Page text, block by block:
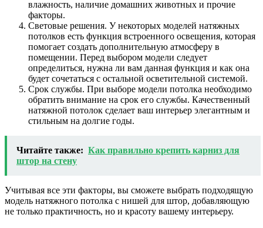
влажность, наличие домашних животных и прочие
факторы.
Световые решения. У некоторых моделей натяжных
потолков есть функция встроенного освещения, которая
помогает создать дополнительную атмосферу в
помещении. Перед выбором модели следует
определиться, нужна ли вам данная функция и как она
будет сочетаться с остальной осветительной системой.
Срок службы. При выборе модели потолка необходимо
обратить внимание на срок его службы. Качественный
натяжной потолок сделает ваш интерьер элегантным и
стильным на долгие годы.
Читайте также: Как правильно крепить карниз для
штор на стену
Учитывая все эти факторы, вы сможете выбрать подходящую
модель натяжного потолка с нишей для штор, добавляющую
не только практичность, но и красоту вашему интерьеру.